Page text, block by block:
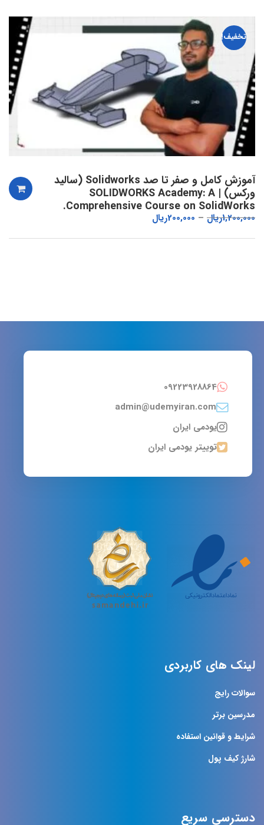
تخفیف!
آموزش کامل و صفر تا صد Solidworks (سالید
ورکس) | SOLIDWORKS Academy: A
Comprehensive Course on SolidWorks.
1,200,000ریال 200,000ریال
09223928864
admin@udemyiran.com
یودمی ایران
توییتر یودمی ایران
لینک های کاربردی
سوالات رایج
مدرسین برتر
شرایط و قوانین استفاده
شارژ کیف پول
دسترسی سریع